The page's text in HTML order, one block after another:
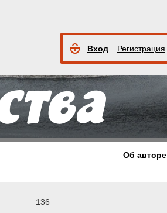
Вход Регистрация
поиск
Об авторе
136